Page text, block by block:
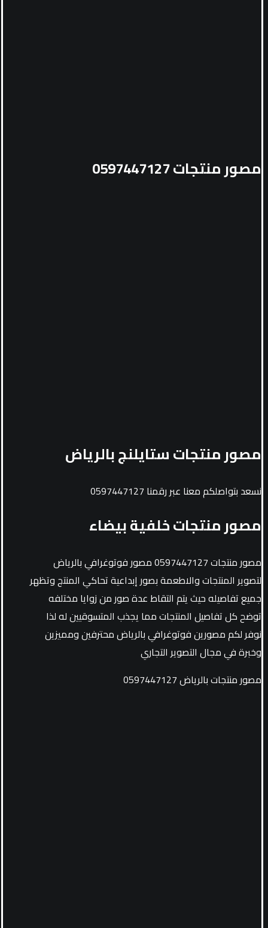
مصور منتجات 0597447127
مصور منتجات ستايلنج بالرياض
نسعد بتواصلكم معنا عبر رقمنا 0597447127
مصور منتجات خلفية بيضاء
مصور منتجات 0597447127 مصور فوتوغرافي بالرياض
لتصوير المنتجات والاطعمة بصور إبداعية تحاكي المنتج وتظهر
جميع تفاصيله حيث يتم التقاط عدة صور من زوايا مختلفه
توضح كل تفاصيل المنتجات مما يجذب المتسوقيين له لذا
نوفر لكم مصورين فوتوغرافي بالرياض محترفين ومميزين
وخبرة في مجال التصوير التجاري
مصور منتجات بالرياض 0597447127